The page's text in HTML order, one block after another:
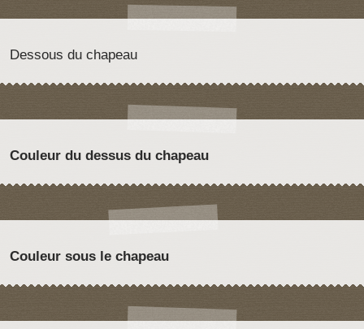
Dessous du chapeau
Couleur du dessus du chapeau
Couleur sous le chapeau